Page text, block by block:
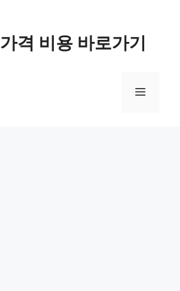
가격 비용 바로가기
메